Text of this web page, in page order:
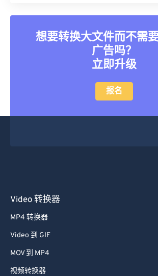
想要转换大文件而不需
广告吗？
立即升级
报名
Video 转换器
MP4 转换器
Video 到 GIF
MOV 到 MP4
视频转换器